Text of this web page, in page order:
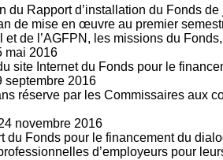
du Rapport d’installation du Fonds
de mise en œuvre au premier
et de l’AGFPN, les missions du
mai 2016
site Internet du Fonds pour le
septembre 2016
réserve par les Commissaires aux
novembre 2016
du Fonds pour le financement du
d’employeurs pour